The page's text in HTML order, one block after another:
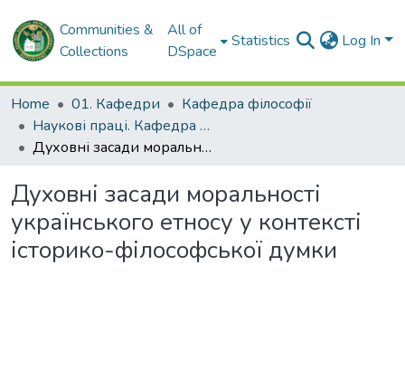
Communities &
Collections
All of
DSpace
Statistics Log In
Home 01. Кафедри
Кафедра філософії
Наукові праці. Кафедра філософії
Духовні засади моральності українського етносу у контексті історико-філософської думки
Духовні засади моральності
українського етносу у контексті
історико-філософської думки